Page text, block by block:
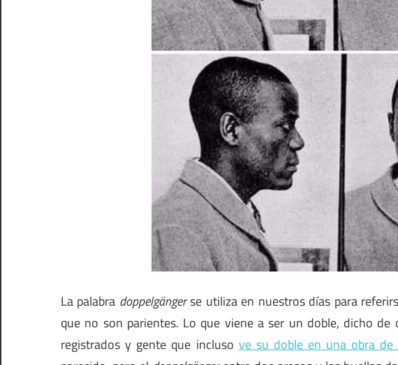
La palabra doppelgängerse utiliza en nuestros días para
que no son parientes. Lo que viene a ser un doble, dicho
registrados y gente que incluso ve su doble en una obra de